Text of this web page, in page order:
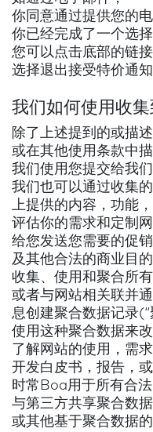
你同意通过提供您的
你已经完成了一个选
您可以点击底部的链
选择退出接受特价通知
我们如何使用收集
除了上述提到的或描述
或在其他使用条款中
我们使用您提交给我
我们也可以通过收集
上提供的内容，功能，
评估你的需求和定制网
给您发送您需要的促销
及其他合法的商业目
收集、使用和聚合所
或者与网站相关联并
息创建聚合数据记录
使用这种聚合数据来
了解网站的使用，需
开发白皮书，报告，
时常Boa用于所有合
与第三方共享聚合数
或其他基于聚合数据